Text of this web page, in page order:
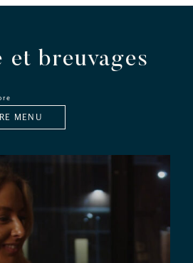
et breuvages
MENU